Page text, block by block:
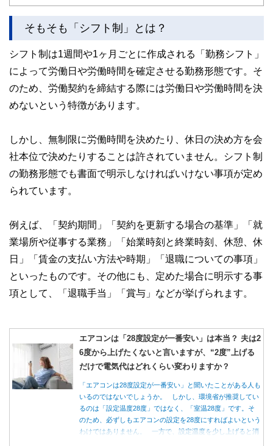
ドバイザー、DCプランナー、公認会計士、社会保険労務
士、行政書士、投資アナリスト、キャリアコンサルタントな
ど150名以上の有資格者を執筆者・監修者として迎え、むず
をわかりやすく発信している点です。
このように編集経験豊富なメンバーと金融や経済に精通した
やすさはもちろんのこと、読み応えのあるコンテンツと確か
な情報発信を実現しています。
コンシェルジュを目指します。
そもそも「シフト制」とは？
シフト制は1週間や1ヶ月ごとに作成される「勤務シフト」
によって労働日や労働時間を確定させる勤務形態です。そ
のため、労働契約を締結する際には労働日や労働時間を決
めないという特徴があります。
しかし、無制限に労働時間を決めたり、休日の決め方を会
社本位で決めたりすることは許されていません。シフト制
の勤務形態でも書面で明示しなければいけない事項が定め
られています。
例えば、「契約期間」「契約を更新する場合の基準」「就
業場所や従事する業務」「始業時刻と終業時刻、休憩、休
日」「賃金の支払い方法や時期」「退職についての事項」
といったものです。その他にも、定めた場合に明示する事
項として、「退職手当」「賞与」などが挙げられます。
エアコンは「28度設定が一番安い」は本当？ 夫は2
6度から上げたくないと言いますが、“2度”上げる
だけで電気代はどれくらい変わりますか？
「エアコンは28度設定が一番安い」と聞いたことがある人も
いるのではないでしょうか。 しかし、環境省が推奨してい
るのは「設定温度28度」ではなく、「室温28度」です。そ
のため、必ずしもエアコンの設定を28度にすればよいという
わけではありません。 一方で、設定温度を少し上げると消